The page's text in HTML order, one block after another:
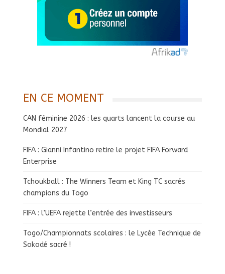
EN CE MOMENT
CAN féminine 2026 : les quarts lancent la course au
Mondial 2027
FIFA : Gianni Infantino retire le projet FIFA Forward
Enterprise
Tchoukball : The Winners Team et King TC sacrés
champions du Togo
FIFA : l’UEFA rejette l’entrée des investisseurs
Togo/Championnats scolaires : le Lycée Technique de
Sokodé sacré !